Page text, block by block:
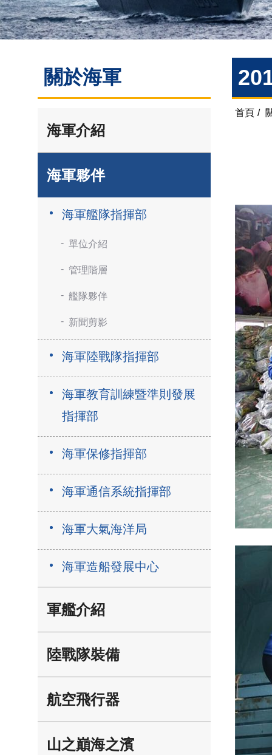
關於海軍
海軍介紹
海軍夥伴
海軍艦隊指揮部
單位介紹
管理階層
艦隊夥伴
新聞剪影
海軍陸戰隊指揮部
海軍教育訓練暨準則發展
指揮部
海軍保修指揮部
海軍通信系統指揮部
海軍大氣海洋局
海軍造船發展中心
軍艦介紹
陸戰隊裝備
航空飛行器
山之巔海之濱
首頁 /